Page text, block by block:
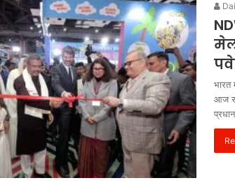
आज
प्रधान
भारत
छोड़ो
आंदोलन
की
नायिका
अरुणा
आसफ
दिल्ली
कांग्रेस
1 week ago
भारत छोड़ो आंदोलन की नायिका
आसफ अली को दिल्ली कांग्रेस का